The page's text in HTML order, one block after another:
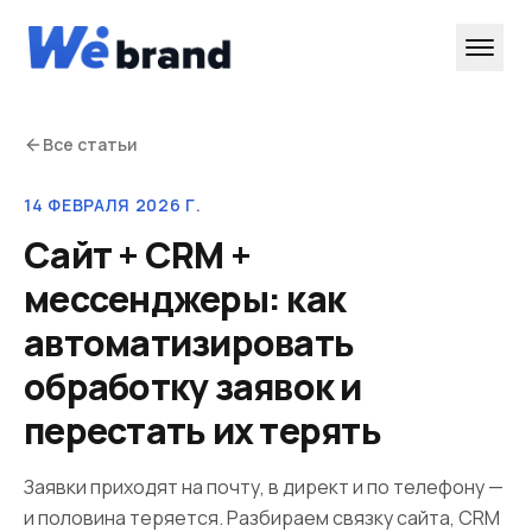
Все статьи
14 ФЕВРАЛЯ 2026 Г.
Сайт + CRM +
мессенджеры: как
автоматизировать
обработку заявок и
перестать их терять
Заявки приходят на почту, в директ и по телефону —
и половина теряется. Разбираем связку сайта, CRM